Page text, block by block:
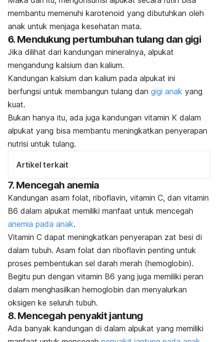
membantu memenuhi karotenoid yang dibutuhkan oleh
anak untuk menjaga kesehatan mata.
6. Mendukung pertumbuhan tulang dan gigi
Jika dilihat dari kandungan mineralnya, alpukat
mengandung kalsium dan kalium.
Kandungan kalsium dan kalium pada alpukat ini
berfungsi untuk membangun tulang dan gigi anak yang
kuat.
Bukan hanya itu, ada juga kandungan vitamin K dalam
alpukat yang bisa membantu meningkatkan penyerapan
nutrisi untuk tulang.
Artikel terkait
7. Mencegah anemia
Kandungan asam folat, riboflavin, vitamin C, dan vitamin
B6 dalam alpukat memiliki manfaat untuk mencegah
anemia pada anak.
Vitamin C dapat meningkatkan penyerapan zat besi di
dalam tubuh. Asam folat dan riboflavin penting untuk
proses pembentukan sel darah merah (hemoglobin).
Begitu pun dengan vitamin B6 yang juga memiliki peran
dalam menghasilkan hemoglobin dan menyalurkan
oksigen ke seluruh tubuh.
8. Mencegah penyakit jantung
Ada banyak kandungan di dalam alpukat yang memiliki